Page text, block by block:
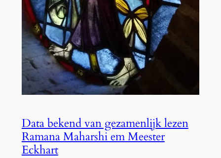
Data bekend van gezamenlijk lezen
Ramana Maharshi em Meester
Eckhart